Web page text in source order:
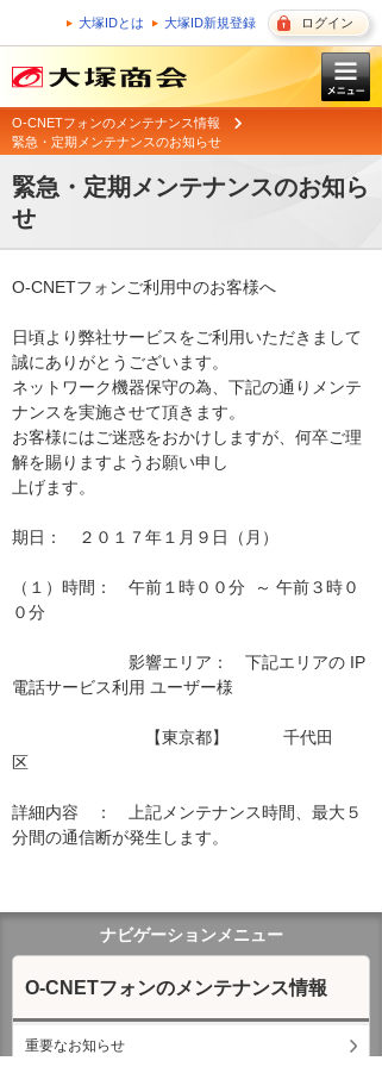
大塚IDとは 大塚ID新規登録 ログイン
O-CNETフォンのメンテナンス情報
緊急・定期メンテナンスのお知らせ
緊急・定期メンテナンスのお知ら
せ
O-CNETフォンご利用中のお客様へ
日頃より弊社サービスをご利用いただきまして
誠にありがとうございます。
ネットワーク機器保守の為、下記の通りメンテ
ナンスを実施させて頂きます。
お客様にはご迷惑をおかけしますが、何卒ご理
解を賜りますようお願い申し
上げます。
期日：　２０１７年１月９日（月）
（１）時間：　午前１時００分  ～ 午前３時０
０分
影響エリア：　下記エリアの IP
電話サービス利用 ユーザー様
【東京都】　　　 千代田
区
詳細内容　：　上記メンテナンス時間、最大５
分間の通信断が発生します。
ナビゲーションメニュー
O-CNETフォンのメンテナンス情報
重要なお知らせ